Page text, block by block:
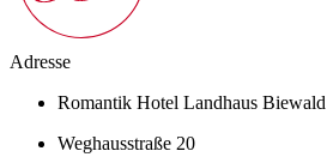
Adresse
Romantik Hotel Landhaus Biewald
Weghausstraße 20